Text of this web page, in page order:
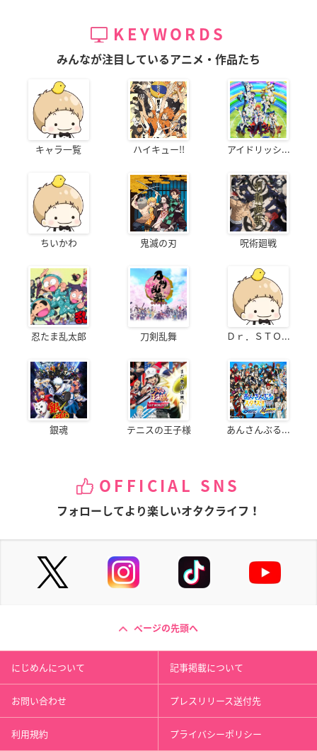
KEYWORDS
みんなが注目しているアニメ・作品たち
キャラ一覧 ハイキュー!! アイドリッシ...
ちいかわ 鬼滅の刃 呪術廻戦
忍たま乱太郎 刀剣乱舞 Ｄｒ．ＳＴＯ...
銀魂 テニスの王子様 あんさんぶる...
OFFICIAL SNS
フォローしてより楽しいオタクライフ！
ページの先頭へ
にじめんについて 記事掲載について
お問い合わせ プレスリリース送付先
利用規約 プライバシーポリシー